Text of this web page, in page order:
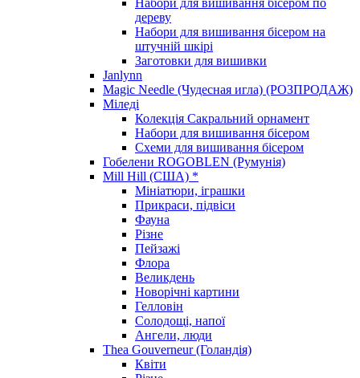
дереву
Набори для вишивання бісером на
штучній шкірі
Заготовки для вишивки
Janlynn
Magic Needle (Чудесная игла) (РОЗПРОДАЖ)
Міледі
Колекція Сакральний орнамент
Набори для вишивання бісером
Схеми для вишивання бісером
Гобелени ROGOBLEN (Румунія)
Mill Hill (США) *
Мініатюри, іграшки
Прикраси, підвіси
Фауна
Різне
Пейзажі
Флора
Великдень
Новорічні картини
Гелловін
Солодощі, напої
Ангели, люди
Thea Gouverneur (Голандія)
Квіти